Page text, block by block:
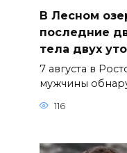
В Лесном
последние
тела двух
7 августа в
мужчины
116